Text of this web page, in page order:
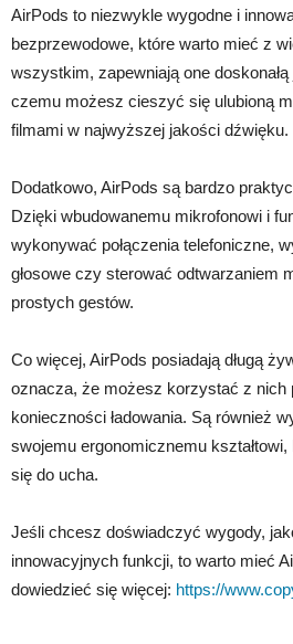
AirPods to niezwykle wygodne i
bezprzewodowe, które warto mieć z
wszystkim, zapewniają one
czemu możesz cieszyć się ulubioną
filmami w najwyższej jakości dźwięku.
Dodatkowo, AirPods są bardzo
Dzięki wbudowanemu mikrofonowi i
wykonywać połączenia telefoniczne,
głosowe czy sterować odtwarzaniem
prostych gestów.
Co więcej, AirPods posiadają długą
oznacza, że możesz korzystać z nich
konieczności ładowania. Są również
swojemu ergonomicznemu
się do ucha.
Jeśli chcesz doświadczyć wygody,
innowacyjnych funkcji, to warto mieć
dowiedzieć się więcej: https://